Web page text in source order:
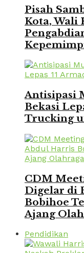
Pisah
Kota, Wali
Antisipasi
Bekasi
Trucking
CDM
Digelar di
Bobihoe
Ajang
Pendidikan